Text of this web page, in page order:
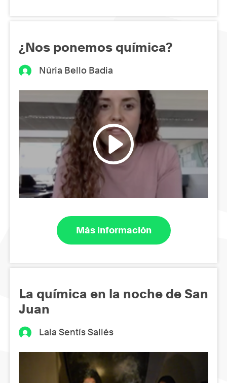
¿Nos ponemos química?
Núria Bello Badia
Más información
La química en la noche de San
Juan
Laia Sentís Sallés